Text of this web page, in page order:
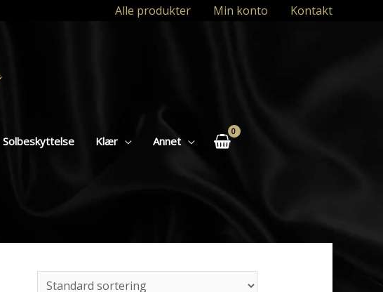
Alle produkter Min konto Kontakt
Solbeskyttelse Klær Annet